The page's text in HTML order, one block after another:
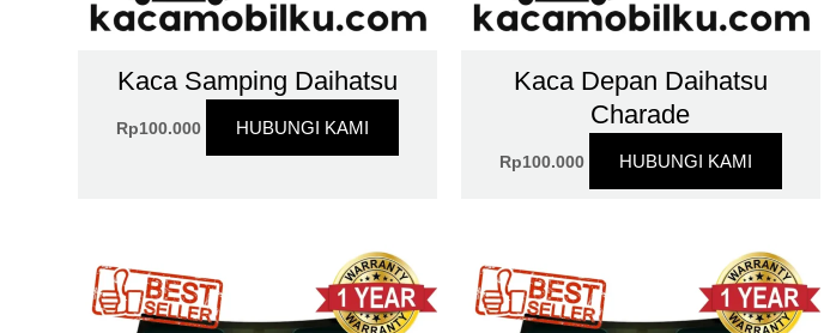
Kaca Samping Daihatsu
Rp100.000 HUBUNGI KAMI
Kaca Depan Daihatsu
Charade
Rp100.000 HUBUNGI KAMI